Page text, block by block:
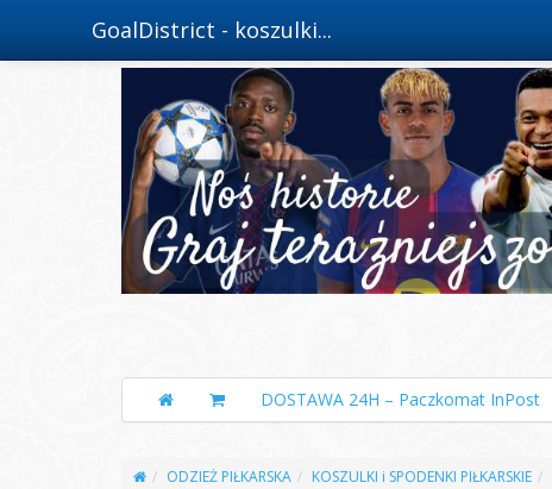
GoalDistrict - koszulki...
DOSTAWA 24H – Paczkomat InPost
ODZIEŻ PIŁKARSKA KOSZULKI i SPODENKI PIŁKARSKIE